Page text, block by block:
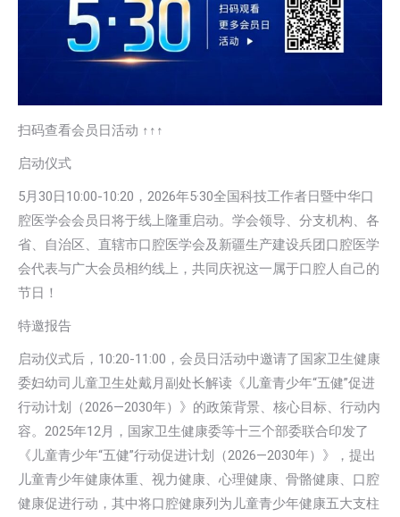
扫码查看会员日活动 ↑↑↑
启动仪式
5月30日10:00-10:20，2026年5·30全国科技工作者日暨中华口
腔医学会会员日将于线上隆重启动。学会领导、分支机构、各
省、自治区、直辖市口腔医学会及新疆生产建设兵团口腔医学
会代表与广大会员相约线上，共同庆祝这一属于口腔人自己的
节日！
特邀报告
启动仪式后，10:20-11:00，会员日活动中邀请了国家卫生健康
委妇幼司儿童卫生处戴月副处长解读《儿童青少年“五健”促进
行动计划（2026—2030年）》的政策背景、核心目标、行动内
容。2025年12月，国家卫生健康委等十三个部委联合印发了
《儿童青少年“五健”行动促进计划（2026—2030年）》，提出
儿童青少年健康体重、视力健康、心理健康、骨骼健康、口腔
健康促进行动，其中将口腔健康列为儿童青少年健康五大支柱